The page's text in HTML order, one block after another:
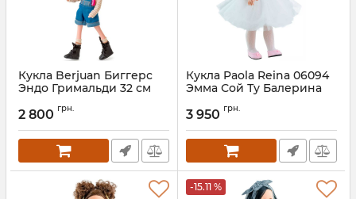
Кукла Berjuan Биггерс
Эндо Гримальди 32 см
2 800 грн.
Кукла Paola Reina 06094
Эмма Сой Ту Балерина
3 950 грн.
-15.11 %